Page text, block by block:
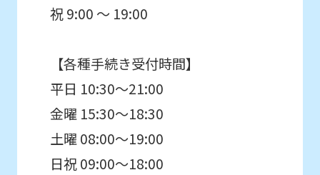
祝 9:00 ～ 19:00
【各種手続き受付時間】
平日 10:30～21:00
金曜 15:30～18:30
土曜 08:00～19:00
日祝 09:00～18:00